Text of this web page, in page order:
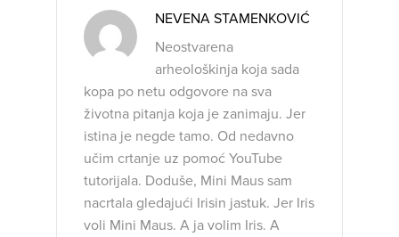
NEVENA STAMENKOVIĆ
Neostvarena
arheološkinja koja sada
kopa po netu odgovore na sva
životna pitanja koja je zanimaju. Jer
istina je negde tamo. Od nedavno
učim crtanje uz pomoć YouTube
tutorijala. Doduše, Mini Maus sam
nacrtala gledajući Irisin jastuk. Jer Iris
voli Mini Maus. A ja volim Iris. A